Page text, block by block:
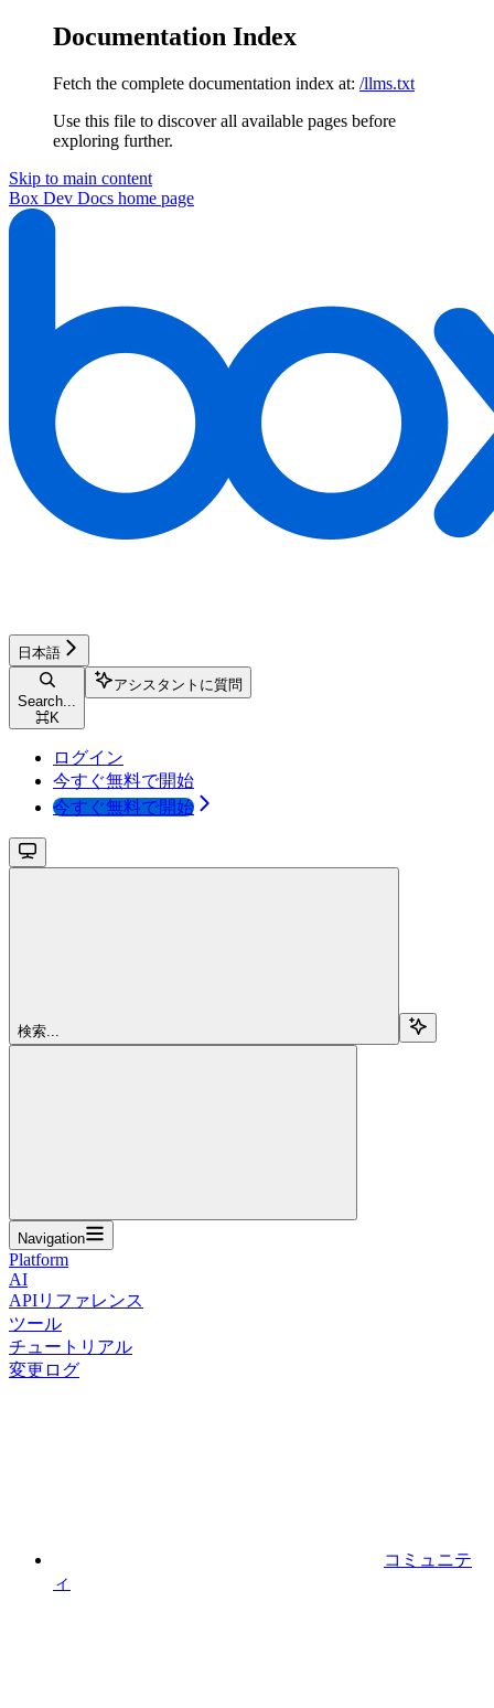
Documentation Index
Fetch the complete documentation index at: /llms.txt
Use this file to discover all available pages before
exploring further.
Skip to main content
Box Dev Docs home page
日本語
Search...
⌘K
アシスタントに質問
ログイン
今すぐ無料で開始
今すぐ無料で開始
検索...
Navigation
Platform
AI
APIリファレンス
ツール
チュートリアル
変更ログ
コミュニテ
ィ